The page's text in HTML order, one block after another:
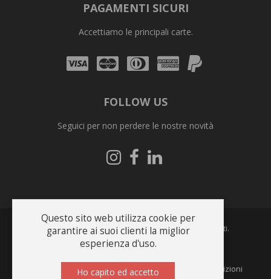
PAGAMENTI SICURI
Accettiamo le principali carte.
Visa Mastercard
Diners
Club
AmexPayPal
FOLLOW US
Seguici per non perdere le nostre novità
Seguici
su
SeguiciSeguici
su
Copyright © 2026 Bonfrate s.r.l.. Tutti i diritti riservati.
Created by Cinetyk.com Privacy Policy Termini e condizioni
Questo sito web utilizza cookie per
garantire ai suoi clienti la miglior
esperienza d'uso.
Ho capito ed accetto